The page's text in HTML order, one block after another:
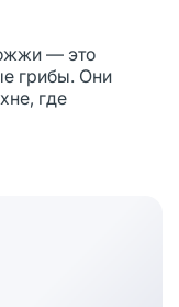
— это
грибы. Они
где